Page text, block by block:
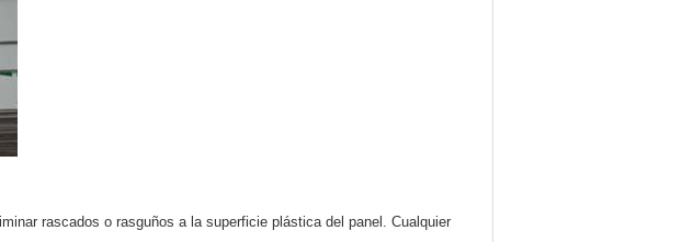
rascados o rasguños a la superficie plástica del panel. Cualquier